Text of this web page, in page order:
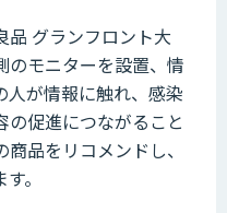
品 グランフロント大
のモニターを設置、情
人が情報に触れ、感染
促進につながること
品をリコメンドし、
。